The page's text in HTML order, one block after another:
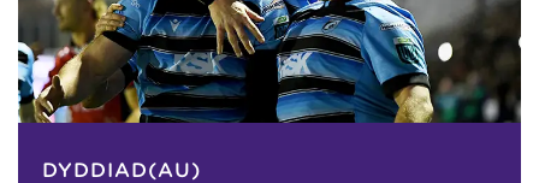
DYDDIAD(AU)